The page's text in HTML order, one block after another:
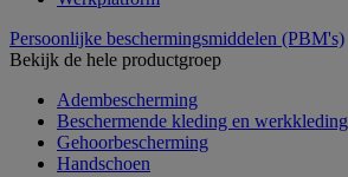
Persoonlijke beschermingsmiddelen (PBM's)
Bekijk de hele productgroep
Adembescherming
Beschermende kleding en werkkleding
Gehoorbescherming
Handschoen